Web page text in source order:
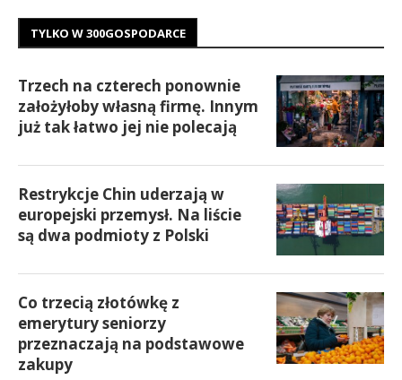
TYLKO W 300GOSPODARCE
Trzech na czterech ponownie
założyłoby własną firmę. Innym
już tak łatwo jej nie polecają
Restrykcje Chin uderzają w
europejski przemysł. Na liście
są dwa podmioty z Polski
Co trzecią złotówkę z
emerytury seniorzy
przeznaczają na podstawowe
zakupy